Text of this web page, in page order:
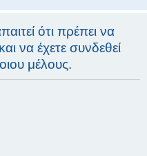
ν
ότι πρέπει να
να έχετε συνδεθεί
μέλους.